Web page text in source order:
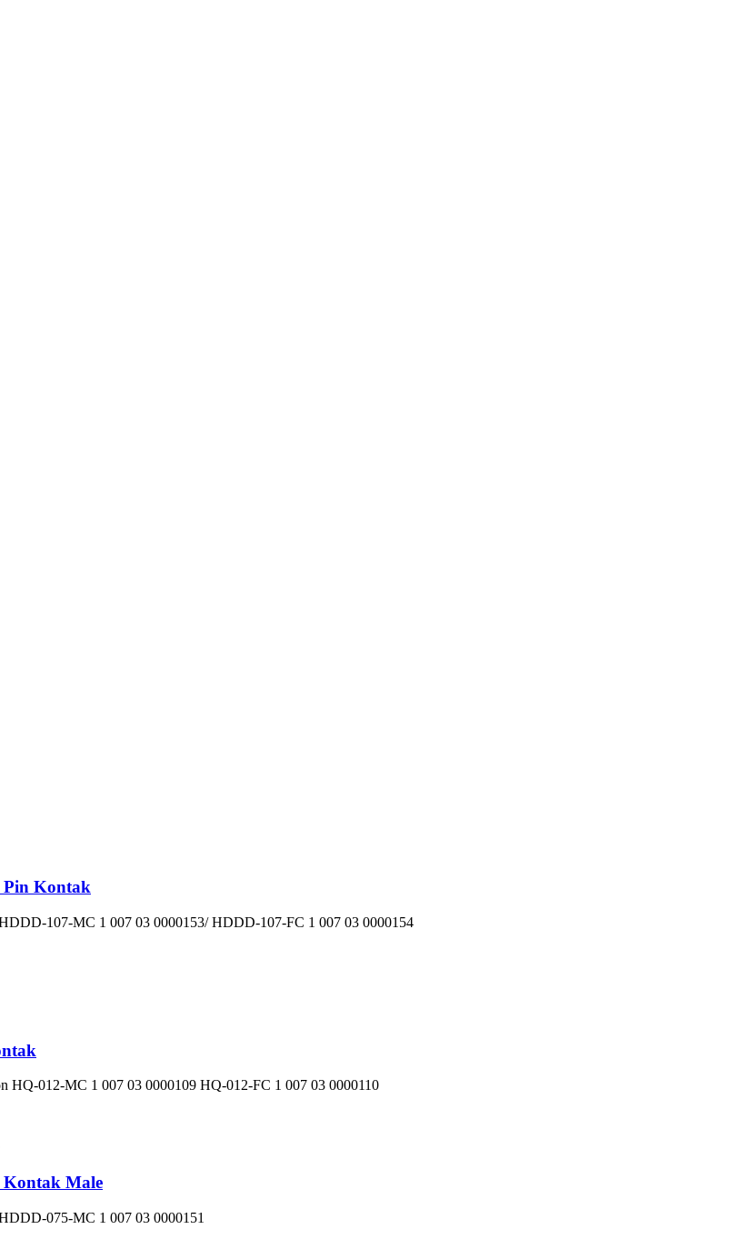
Pin Kontak
107-MC 1 007 03 0000153/ HDDD-107-FC 1 007 03 0000154
HQ-012-MC 1 007 03 0000109 HQ-012-FC 1 007 03 0000110
Kontak Male
075-MC 1 007 03 0000151